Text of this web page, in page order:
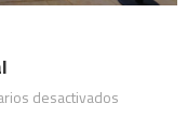
desactivadosen